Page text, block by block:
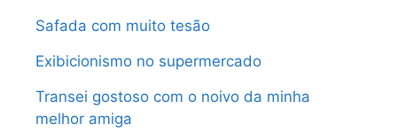
Safada com muito tesão
Exibicionismo no supermercado
Transei gostoso com o noivo da minha
melhor amiga